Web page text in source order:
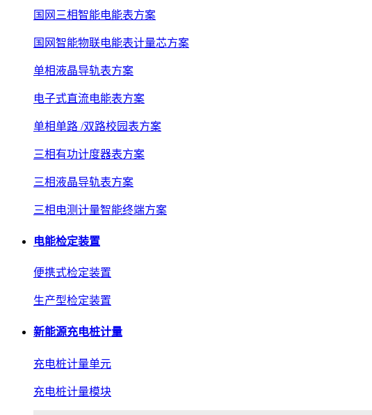
国网三相智能电能表方案
国网智能物联电能表计量芯方案
单相液晶导轨表方案
电子式直流电能表方案
单相单路 /双路校园表方案
三相有功计度器表方案
三相液晶导轨表方案
三相电测计量智能终端方案
电能检定装置
便携式检定装置
生产型检定装置
新能源充电桩计量
充电桩计量单元
充电桩计量模块